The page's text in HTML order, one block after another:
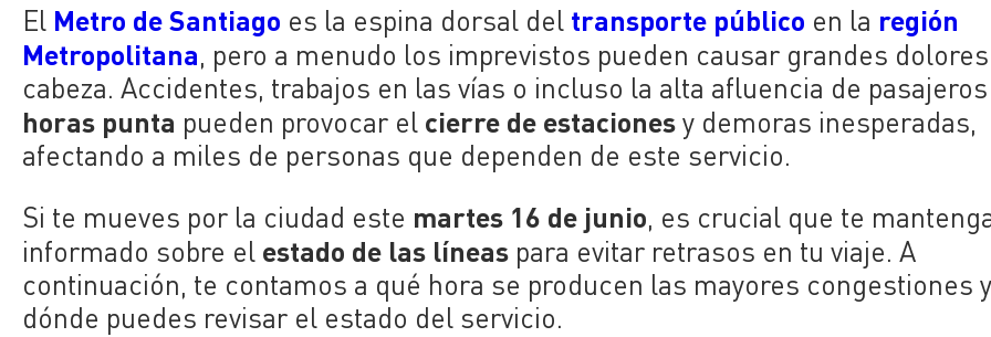
El Metro de Santiago es la espina dorsal del transporte público en la región
Metropolitana, pero a menudo los imprevistos pueden causar grandes
cabeza. Accidentes, trabajos en las vías o incluso la alta afluencia de
horas punta pueden provocar el cierre de estacionesy demoras inesperadas,
afectando a miles de personas que dependen de este servicio.
Si te mueves por la ciudad este martes 16 de junio, es crucial que te
informado sobre el estado de las líneas para evitar retrasos en tu viaje. A
continuación, te contamos a qué hora se producen las mayores congestiones y
dónde puedes revisar el estado del servicio.